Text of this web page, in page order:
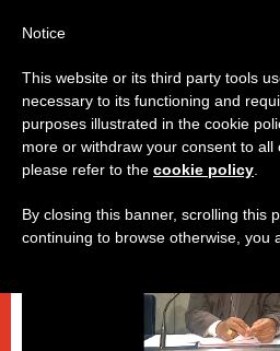
DICASTERI,PAPI
Notice
This website or its third party tools
necessary to its functioning and
purposes illustrated in the cookie
more or withdraw your consent to all
please refer to the cookie policy
By closing this banner, scrolling this
continuing to browse otherwise, you